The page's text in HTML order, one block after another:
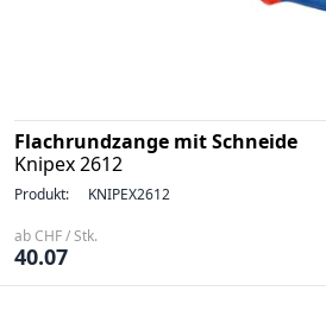
Flachrundzange mit Schneide
Knipex 2612
Produkt: KNIPEX2612
ab CHF / Stk.
40.07